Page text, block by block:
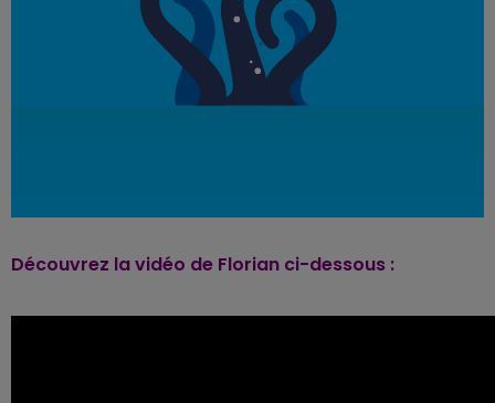
Découvrez la vidéo de Florian ci-dessous :